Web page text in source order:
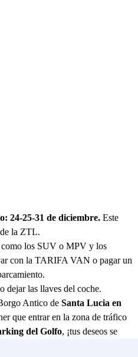
24-25-31 de diciembre. Este
la ZTL.
como los SUV o MPV y los
con la TARIFA VAN o pagar un
dejar las llaves del coche.
Antico de Santa Lucia en
que entrar en la zona de tráfico
del Golfo, ¡tus deseos se